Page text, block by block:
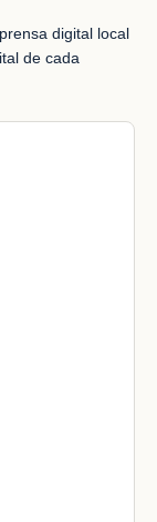
digital local
de cada